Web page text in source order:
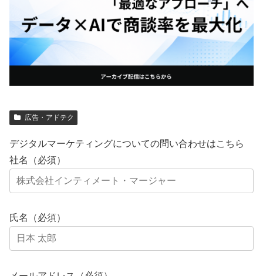
広告・アドテク
デジタルマーケティングについての問い合わせはこちら
社名（必須）
氏名（必須）